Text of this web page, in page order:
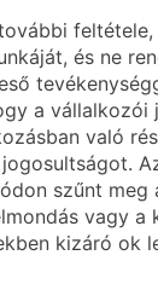
és ne
a vállalkozói
való
szűnt meg
vagy a
kizáró ok